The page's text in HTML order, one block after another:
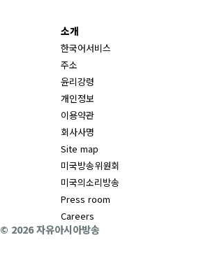
소개
한국어서비스
주소
윤리강령
개인정보
이용약관
회사사명
Site map
미국방송위원회
미국의소리방송
Press room
Careers
© 2026 자유아시아방송